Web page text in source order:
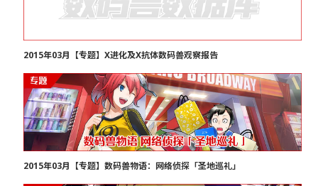
2015年03月【专题】X进化及X抗体数码兽观察报告
2015年03月【专题】数码兽物语：网络侦探「圣地巡礼」